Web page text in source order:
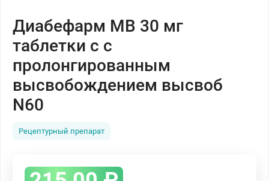
Диабефарм МВ 30 мг
таблетки с с
пролонгированным
высвобождением высвоб
N60
Рецептурный препарат